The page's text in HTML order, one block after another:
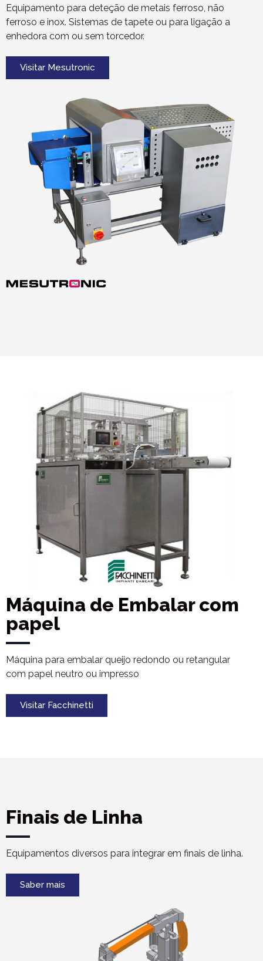
Equipamento para deteção de metais ferroso, não
ferroso e inox. Sistemas de tapete ou para ligação a
enhedora com ou sem torcedor.
Visitar Mesutronic
Máquina de Embalar com
papel
Máquina para embalar queijo redondo ou retangular
com papel neutro ou impresso
Visitar Facchinetti
Finais de Linha
Equipamentos diversos para integrar em finais de linha.
Saber mais